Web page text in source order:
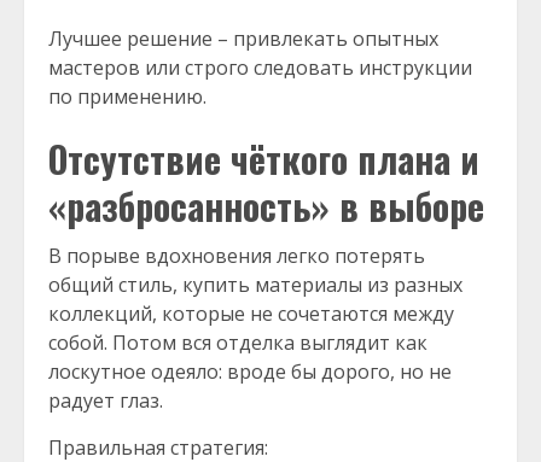
Лучшее решение – привлекать опытных
мастеров или строго следовать инструкции
по применению.
Отсутствие чёткого плана и
«разбросанность» в выборе
В порыве вдохновения легко потерять
общий стиль, купить материалы из разных
коллекций, которые не сочетаются между
собой. Потом вся отделка выглядит как
лоскутное одеяло: вроде бы дорого, но не
радует глаз.
Правильная стратегия: